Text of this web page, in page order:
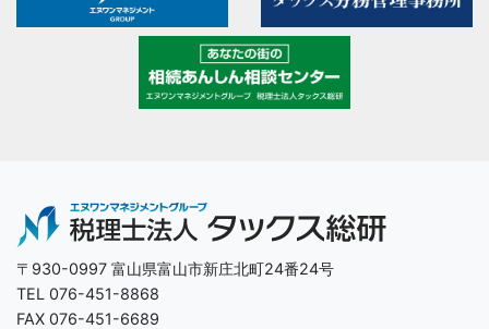
〒930-0997 富山県富山市新庄北町24番24号
TEL 076-451-8868
FAX 076-451-6689